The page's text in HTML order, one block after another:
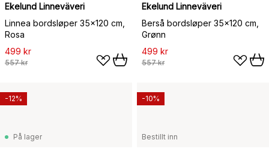
Ekelund Linneväveri
Linnea bordsløper 35x120 cm,
Rosa
499 kr
557 kr
Ekelund Linneväveri
Berså bordsløper 35x120 cm,
Grønn
499 kr
557 kr
På lager
-12%
Bestillt inn
-10%